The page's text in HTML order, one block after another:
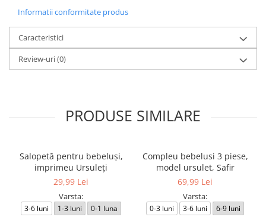
Informatii conformitate produs
Caracteristici
Review-uri(0)
PRODUSE SIMILARE
Salopetă pentru bebeluși,
imprimeu Ursuleți
29,99 Lei
Varsta:
3-6 luni 1-3 luni 0-1 luna
Compleu bebelusi 3 piese,
model ursulet, Safir
69,99 Lei
Varsta:
0-3 luni 3-6 luni 6-9 luni